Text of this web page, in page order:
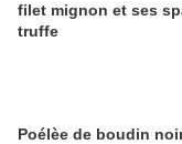
filet mignon et ses
truffe
Poélèe de boudin